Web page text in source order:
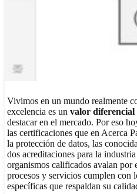
Vivimos en un mundo realmente
excelencia es unvalor diferencial
destacar en el mercado. Por eso
las certificaciones que en Acerca
la protección de datos, las
dos acreditaciones para la
organismos calificados avalan por
procesos y servicios cumplen con
específicas que respaldan su